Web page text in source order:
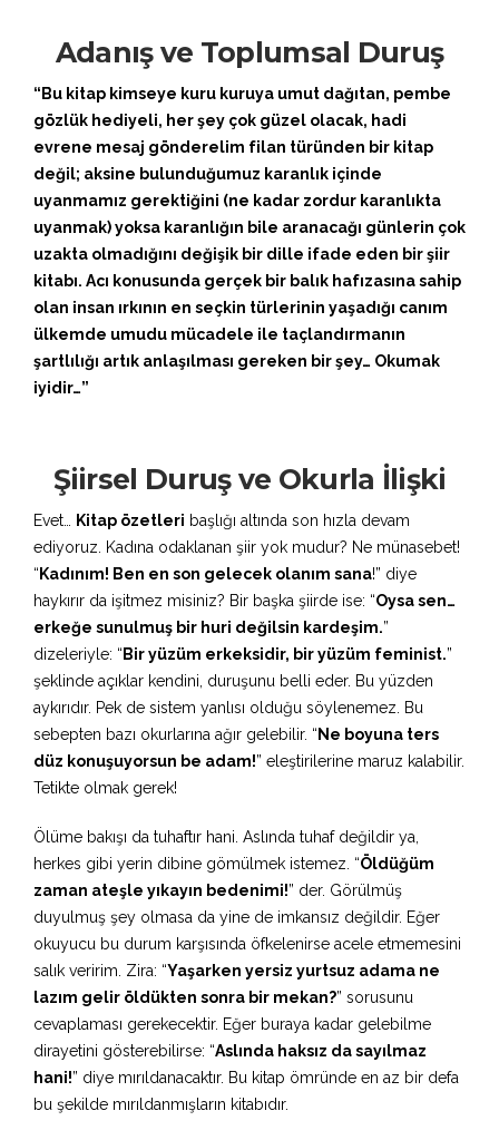
Adanış ve Toplumsal Duruş
“Bu kitap kimseye kuru kuruya umut dağıtan, pembe
gözlük hediyeli, her şey çok güzel olacak, hadi
evrene mesaj gönderelim filan türünden bir kitap
değil; aksine bulunduğumuz karanlık içinde
uyanmamız gerektiğini (ne kadar zordur karanlıkta
uyanmak) yoksa karanlığın bile aranacağı günlerin çok
uzakta olmadığını değişik bir dille ifade eden bir şiir
kitabı. Acı konusunda gerçek bir balık hafızasına sahip
olan insan ırkının en seçkin türlerinin yaşadığı canım
ülkemde umudu mücadele ile taçlandırmanın
şartlılığı artık anlaşılması gereken bir şey… Okumak
iyidir…”
Şiirsel Duruş ve Okurla İlişki
Evet… Kitap özetleri başlığı altında son hızla devam
ediyoruz. Kadına odaklanan şiir yok mudur? Ne münasebet!
“ Kadınım! Ben en son gelecek olanım sana!” diye
haykırır da işitmez misiniz? Bir başka şiirde ise: “Oysa sen…
erkeğe sunulmuş bir huri değilsin kardeşim.”
dizeleriyle: “ Bir yüzüm erkeksidir, bir yüzüm feminist.”
şeklinde açıklar kendini, duruşunu belli eder. Bu yüzden
aykırıdır. Pek de sistem yanlısı olduğu söylenemez. Bu
sebepten bazı okurlarına ağır gelebilir. “Ne boyuna ters
düz konuşuyorsun be adam!” eleştirilerine maruz kalabilir.
Tetikte olmak gerek!
Ölüme bakışı da tuhaftır hani. Aslında tuhaf değildir ya,
herkes gibi yerin dibine gömülmek istemez. “Öldüğüm
zaman ateşle yıkayın bedenimi!” der. Görülmüş
duyulmuş şey olmasa da yine de imkansız değildir. Eğer
okuyucu bu durum karşısında öfkelenirse acele etmemesini
salık veririm. Zira: “Yaşarken yersiz yurtsuz adama ne
lazım gelir öldükten sonra bir mekan?” sorusunu
cevaplaması gerekecektir. Eğer buraya kadar gelebilme
dirayetini gösterebilirse: “Aslında haksız da sayılmaz
hani!” diye mırıldanacaktır. Bu kitap ömründe en az bir defa
bu şekilde mırıldanmışların kitabıdır.